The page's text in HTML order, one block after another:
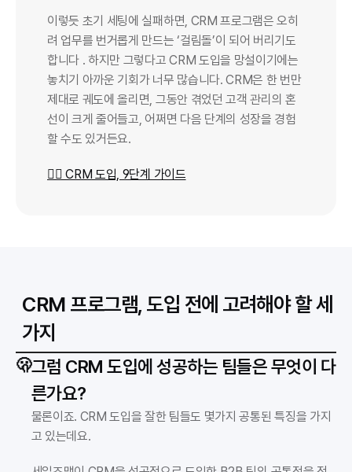
이렇듯 초기 세팅에 실패하면, CRM 프로그램은 오히
려 업무를 번거롭게 만드는 ‘걸림돌’이 되어 버리기도
합니다 . 하지만 그렇다고 CRM 도입을 망설이기에는
놓치기 아까운 기회가 너무 많습니다. CRM은 한 번만
제대로 궤도에 올리면, 그동안 겪었던 고객 관리의 혼
선이 크게 줄어들고, 어쩌면 다음 단계의 성장을 경험
할 수도 있거든요.
👉🏻 CRM 도입, 9단계 가이드
CRM 프로그램, 도입 전에 고려해야 할 세
가지
🫢그럼 CRM 도입에 성공하는 팀들은 무엇이 다
른가요?
물론이죠. CRM 도입을 잘한 팀들도 몇가지 공통된 특징을 가지
고 있는데요.